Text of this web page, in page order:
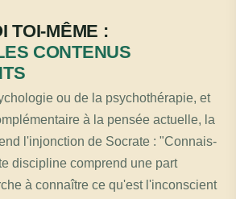
TOI-MÊME :
CONTENUS
ou de la psychothérapie, et
à la pensée actuelle, la
l'injonction de Socrate : "Connais-
discipline comprend une part
à connaître ce qu'est l'inconscient